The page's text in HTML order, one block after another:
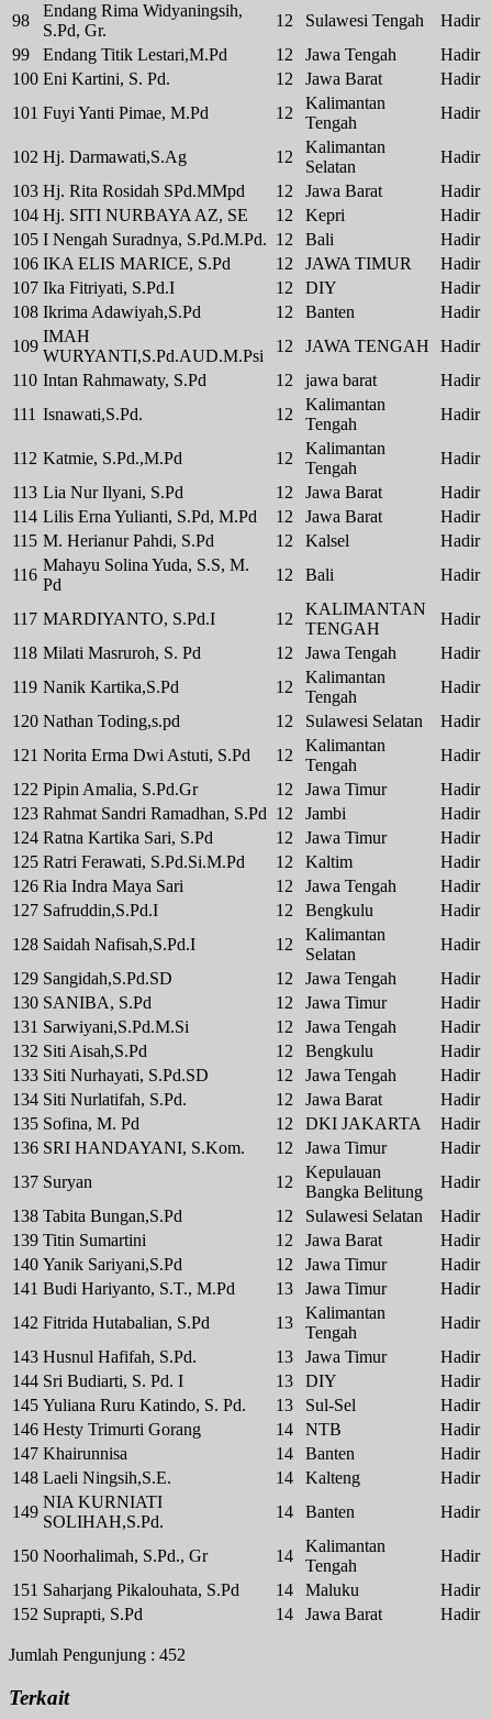
98
Endang Rima Widyaningsih,
S.Pd, Gr.
12 Sulawesi Tengah
Hadir
99
Endang Titik Lestari,M.Pd 12 Jawa Tengah
Hadir
100 Eni Kartini, S. Pd. 12 Jawa Barat
Hadir
101 Fuyi Yanti Pimae, M.Pd 12
Kalimantan
Tengah
Hadir
102 Hj. Darmawati,S.Ag 12
Kalimantan
Selatan
Hadir
103 Hj. Rita Rosidah SPd.MMpd 12 Jawa Barat
Hadir
104 Hj. SITI NURBAYA AZ, SE 12 Kepri
Hadir
105 I Nengah Suradnya, S.Pd.M.Pd. 12 Bali
Hadir
106 IKA ELIS MARICE, S.Pd 12 JAWA TIMUR
Hadir
107 Ika Fitriyati, S.Pd.I 12 DIY
Hadir
108 Ikrima Adawiyah,S.Pd 12 Banten
Hadir
109
IMAH
WURYANTI,S.Pd.AUD.M.Psi
12 JAWA TENGAH
Hadir
110 Intan Rahmawaty, S.Pd 12 jawa barat
Hadir
111 Isnawati,S.Pd. 12
Kalimantan
Tengah
Hadir
112 Katmie, S.Pd.,M.Pd 12
Kalimantan
Tengah
Hadir
113 Lia Nur Ilyani, S.Pd 12 Jawa Barat
Hadir
114 Lilis Erna Yulianti, S.Pd, M.Pd 12 Jawa Barat
Hadir
115 M. Herianur Pahdi, S.Pd 12 Kalsel
Hadir
116
Mahayu Solina Yuda, S.S, M.
Pd
12 Bali Hadir
117 MARDIYANTO, S.Pd.I 12
KALIMANTAN
TENGAH
Hadir
118 Milati Masruroh, S. Pd 12 Jawa Tengah
Hadir
119 Nanik Kartika,S.Pd 12
Kalimantan
Tengah
Hadir
120 Nathan Toding,s.pd 12 Sulawesi Selatan
Hadir
121 Norita Erma Dwi Astuti, S.Pd 12
Kalimantan
Tengah
Hadir
122 Pipin Amalia, S.Pd.Gr 12 Jawa Timur
Hadir
123 Rahmat Sandri Ramadhan, S.Pd 12 Jambi
Hadir
124 Ratna Kartika Sari, S.Pd 12 Jawa Timur
Hadir
125 Ratri Ferawati, S.Pd.Si.M.Pd 12 Kaltim
Hadir
126 Ria Indra Maya Sari 12 Jawa Tengah
Hadir
127 Safruddin,S.Pd.I 12 Bengkulu
Hadir
128 Saidah Nafisah,S.Pd.I 12
Kalimantan
Selatan
Hadir
129 Sangidah,S.Pd.SD 12 Jawa Tengah
Hadir
130 SANIBA, S.Pd 12 Jawa Timur
Hadir
131 Sarwiyani,S.Pd.M.Si 12 Jawa Tengah
Hadir
132 Siti Aisah,S.Pd 12 Bengkulu
Hadir
133 Siti Nurhayati, S.Pd.SD 12 Jawa Tengah
Hadir
134 Siti Nurlatifah, S.Pd. 12 Jawa Barat
Hadir
135 Sofina, M. Pd 12 DKI JAKARTA
Hadir
136 SRI HANDAYANI, S.Kom. 12 Jawa Timur
Hadir
137 Suryan 12
Kepulauan
Bangka Belitung
Hadir
138 Tabita Bungan,S.Pd 12 Sulawesi Selatan
Hadir
139 Titin Sumartini 12 Jawa Barat
Hadir
140 Yanik Sariyani,S.Pd 12 Jawa Timur
Hadir
141 Budi Hariyanto, S.T., M.Pd 13 Jawa Timur
Hadir
142 Fitrida Hutabalian, S.Pd 13
Kalimantan
Tengah
Hadir
143 Husnul Hafifah, S.Pd. 13 Jawa Timur
Hadir
144 Sri Budiarti, S. Pd. I 13 DIY
Hadir
145 Yuliana Ruru Katindo, S. Pd. 13 Sul-Sel
Hadir
146 Hesty Trimurti Gorang 14 NTB
Hadir
147 Khairunnisa 14 Banten
Hadir
148 Laeli Ningsih,S.E. 14 Kalteng
Hadir
149
NIA KURNIATI
SOLIHAH,S.Pd.
14 Banten Hadir
150 Noorhalimah, S.Pd., Gr 14
Kalimantan
Tengah
Hadir
151 Saharjang Pikalouhata, S.Pd 14 Maluku
Hadir
152 Suprapti, S.Pd 14 Jawa Barat Hadir
Jumlah Pengunjung : 452
Terkait